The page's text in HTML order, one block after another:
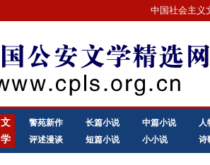
中国社会主义
文
学
警苑新作 长篇小说 中篇小说
人
评述漫谈
短篇小说 小小说 诗